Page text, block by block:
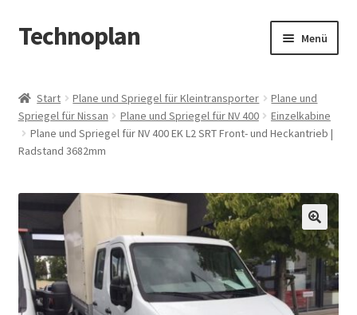
Zur
Navigation
Zum
Inhalt
Technoplan Menü
AGB
Impressum
Kasse
Warenkorb
Start Plane und Spriegel für Kleintransporter
Plane und
Spriegel für Nissan
Plane und Spriegel für NV 400
Einzelkabine
Plane und Spriegel für NV 400 EK L2 SRT Front- und Heckantrieb |
Radstand 3682mm
🔍